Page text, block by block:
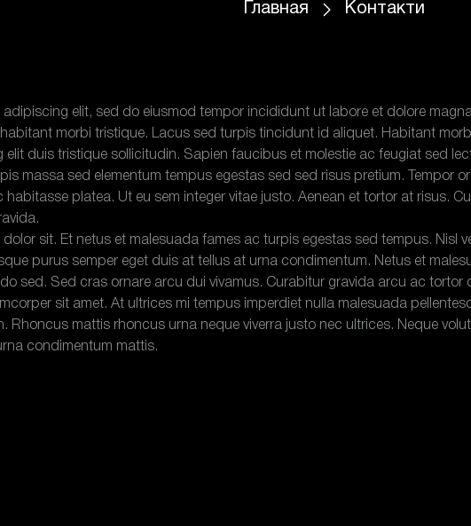
Главная Контакти
elit, sed do eiusmod tempor incididunt ut labore et dolore
morbi tristique. Lacus sed turpis tincidunt id aliquet. Habitant
duis tristique sollicitudin. Sapien faucibus et molestie ac feugiat sed
massa sed elementum tempus egestas sed sed risus pretium. Tempor
habitasse platea. Ut eu sem integer vitae justo. Aenean et tortor at risus.
sit. Et netus et malesuada fames ac turpis egestas sed tempus. Nisl
purus semper eget duis at tellus at urna condimentum. Netus et
sed. Sed cras ornare arcu dui vivamus. Curabitur gravida arcu ac
sit amet. At ultrices mi tempus imperdiet nulla malesuada
Rhoncus mattis rhoncus urna neque viverra justo nec ultrices. Neque
condimentum mattis.